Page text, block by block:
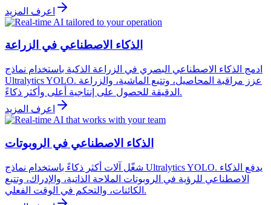
اعرف المزيد
الذكاء الاصطناعي في الزراعة
ادمج الذكاء الاصطناعي البصري في الزراعة الذكية باستخدام نماذج
Ultralytics YOLO. عزز مراقبة المحاصيل، وتتبع الماشية، والزراعة
الدقيقة للحصول على إنتاجية أعلى وأكثر ذكاءً.
اعرف المزيد
الذكاء الاصطناعي في الروبوتات
شغّل آلات أكثر ذكاءً باستخدام نماذج Ultralytics YOLO. يدفع الذكاء
الاصطناعي للرؤية في الروبوتات الملاحة الذاتية، والإدراك، وتتبع
الكائنات، والتحكم في الوقت الفعلي.